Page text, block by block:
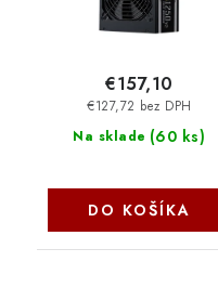
Na sklade (60 ks)
€127,72 bez DPH
€157,10
DO KOŠÍKA